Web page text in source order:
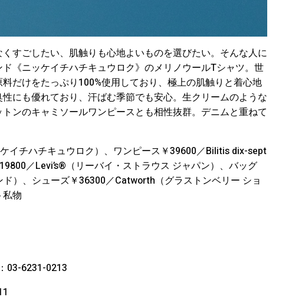
すごしたい、肌触りも心地よいものを選びたい。そんな人に
《ニッケイチハチキュウロク》のメリノウールTシャツ。世
だけをたっぷり100%使用しており、極上の肌触りと着心地
にも優れており、汗ばむ季節でも安心。生クリームのような
ンのキャミソールワンピースとも相性抜群。デニムと重ねて
イチハチキュウロク）、ワンピース￥39600／Bilitis dix-sept
／Levi’s®︎（リーバイ・ストラウス ジャパン）、バッグ
ド）、シューズ￥36300／Catworth（グラストンベリー ショ
物
03-6231-0213